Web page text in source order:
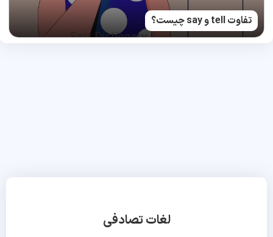
تفاوت tell و say چیست؟
لغات تصادفی